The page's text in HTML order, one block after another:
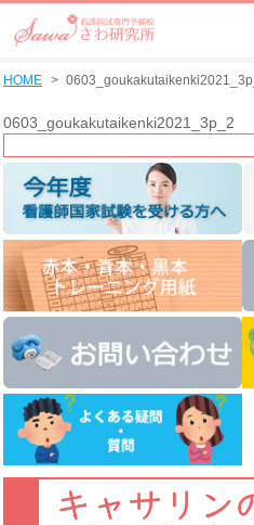
HOME
0603_goukakutaikenki2021_3p_2